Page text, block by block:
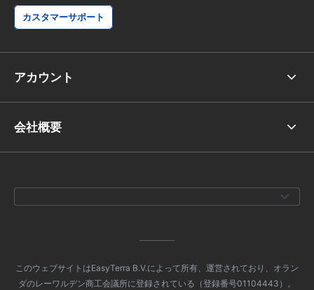
カスタマーサポート
アカウント
会社概要
このウェブサイトはEasyTerra B.V.によって所有、運営されており、オラン
ダのレーワルデン商工会議所に登録されている（登録番号01104443）。